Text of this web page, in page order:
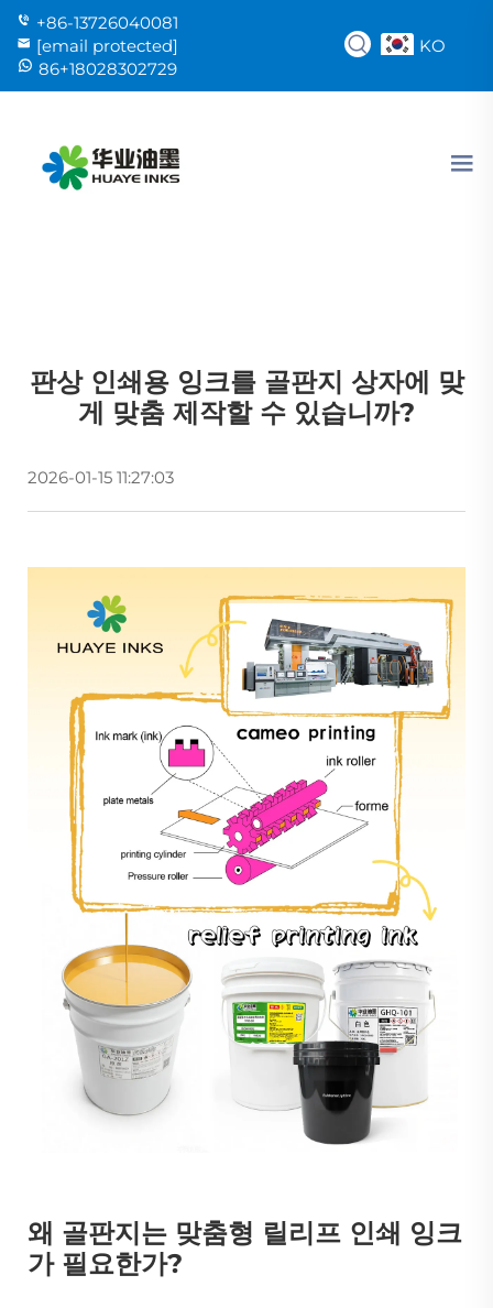
+86-13726040081
[email protected]
86+18028302729
KO
판상 인쇄용 잉크를 골판지 상자에 맞
게 맞춤 제작할 수 있습니까?
2026-01-15 11:27:03
왜 골판지는 맞춤형 릴리프 인쇄 잉크
가 필요한가?